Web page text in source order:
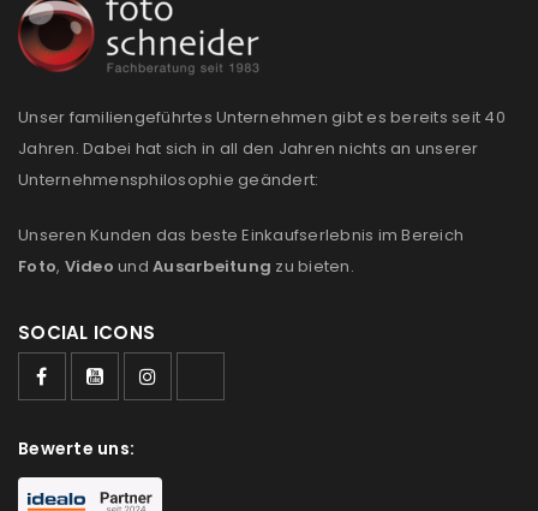
Unser familiengeführtes Unternehmen gibt es bereits seit 40
Jahren. Dabei hat sich in all den Jahren nichts an unserer
Unternehmensphilosophie geändert:
Unseren Kunden das beste Einkaufserlebnis im Bereich
Foto, Video und Ausarbeitung zu bieten.
SOCIAL ICONS
Bewerte uns: